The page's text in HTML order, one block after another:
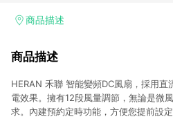
加入WOW會員告別湊免運，火箭速配、
商品描述
商品描述
HERAN 禾聯 智能變頻DC風扇，採用
電效果。擁有12段風量調節，無論是微
求。內建預約定時功能，方便您提前設